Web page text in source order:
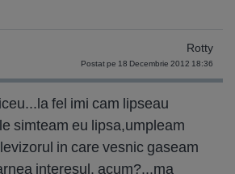
Rotty
Postat pe 18 Decembrie 2012 18:36
fel imi cam lipseau
simteam eu lipsa,umpleam
in care vesnic gaseam
interesul. acum?...ma